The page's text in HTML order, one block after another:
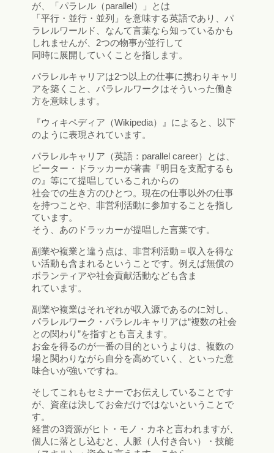
が、「パラレル（parallel）」とは
「平行・並行・並列」を意味する英語であり、パ
ラレルワールド、なんて言葉なら知っているかも
しれませんが、2つの物事が並行して
同時に展開していくことを指します。
パラレルキャリアは2つ以上の仕事に携わりキャリ
アを築くこと、パラレルワークはそういった働き
方を意味します。
『ウィキペディア（Wikipedia）』によると、以下
のように表現されています。
パラレルキャリア（英語：parallel career）とは、
ピーター・ドラッカーが著書『明日を支配するも
の』等にて提唱しているこれからの
社会での生き方のひとつ。現在の仕事以外の仕事
を持つことや、非営利活動に参加することを指し
ています。
そう、あのドラッカーが提唱した言葉です。
副業や複業と違う点は、非営利活動＝収入を得な
い活動も含まれるということです。例えば無償の
ボランティアや社会貢献活動なども含ま
れています。
副業や複業はそれぞれが収入源であるのに対し、
パラレルワーク・パラレルキャリアは“複数の社会
との関わり”を指すとも言えます。
お金を得るのが一番の目的というよりは、複数の
場と関わりながら自分を高めていく、といった意
味合いが強いですね。
そしてこれもセミナーでお伝えしていることです
が、資産は決してお金だけではないということで
す。
経営の3資源がヒト・モノ・カネと言われますが、
個人に落とし込むと、人脈（人付き合い）・技能